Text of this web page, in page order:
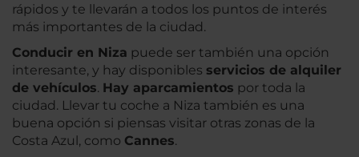
rápidos y te llevarán a todos los puntos de interés
más importantes de la ciudad.
Conducir en Niza puede ser también una opción
interesante, y hay disponibles servicios de alquiler
de vehículos. Hay aparcamientos por toda la
ciudad. Llevar tu coche a Niza también es una
buena opción si piensas visitar otras zonas de la
Costa Azul, como Cannes.